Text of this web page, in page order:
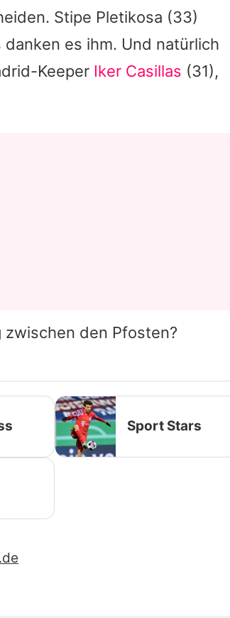
Stipe Pletikosa (33)
es ihm. Und natürlich
Keeper Iker Casillas (31),
den Pfosten?
Sport Stars